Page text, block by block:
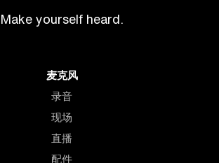
Make yourself heard.
麦克风
录音
现场
直播
配件